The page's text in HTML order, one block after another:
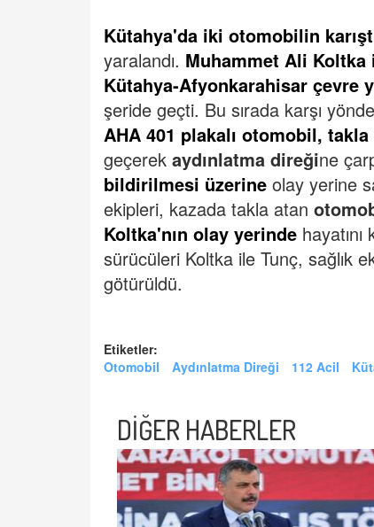
Kütahya'da iki otomobilin
yaralandı. Muhammet Ali Koltka
Kütahya-Afyonkarahisar çevre
şeride geçti. Bu sırada karşı
AHA 401 plakalı otomobil,
geçerek aydınlatma direğine
bildirilmesi üzerine olay yerine
ekipleri, kazada takla atan
Koltka'nın olay yerinde
sürücüleri Koltka ile Tunç, sağlık
götürüldü.
Etiketler:
Otomobil
Aydınlatma Direği 112 Acil
DİĞER HABERLER